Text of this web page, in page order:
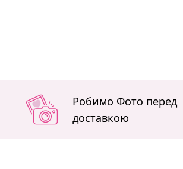
Робимо Фото перед
доставкою